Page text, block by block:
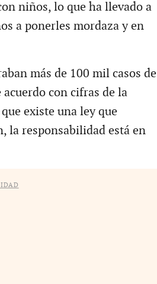
niños, lo que ha llevado a
a ponerles mordaza y en
más de 100 mil casos de
acuerdo con cifras de la
existe una ley que
la responsabilidad está en